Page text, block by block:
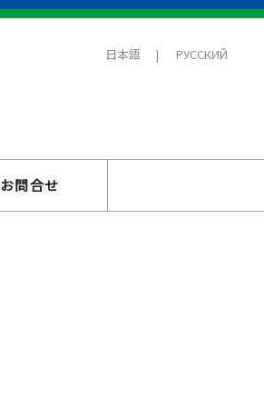
日本語 РУССКИЙ
お問合せ